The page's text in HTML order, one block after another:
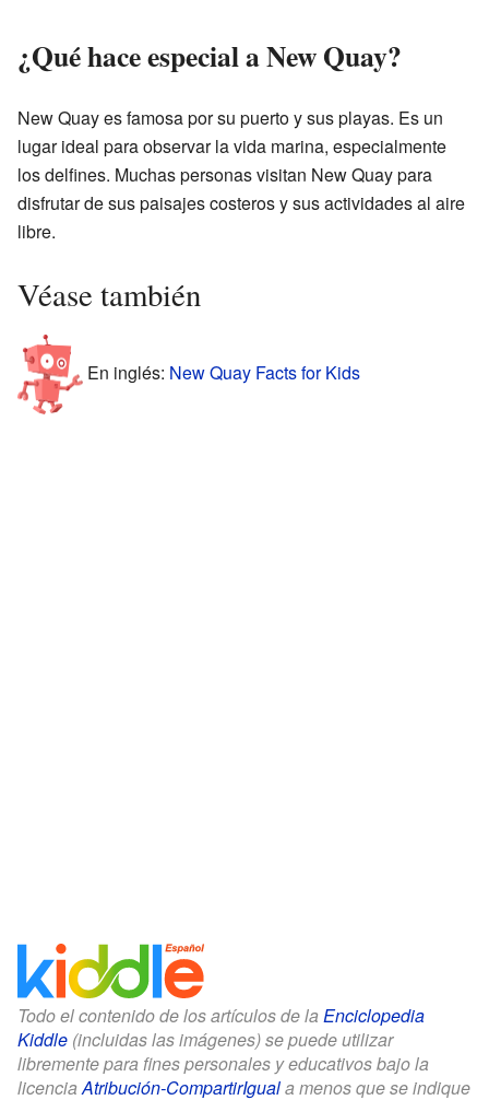
¿Qué hace especial a New Quay?
New Quay es famosa por su puerto y sus playas. Es un
lugar ideal para observar la vida marina, especialmente
los delfines. Muchas personas visitan New Quay para
disfrutar de sus paisajes costeros y sus actividades al aire
libre.
Véase también
En inglés: New Quay Facts for Kids
Todo el contenido de los artículos de la Enciclopedia
Kiddle (incluidas las imágenes) se puede utilizar
libremente para fines personales y educativos bajo la
licenciaAtribución-CompartirIguala menos que se indique